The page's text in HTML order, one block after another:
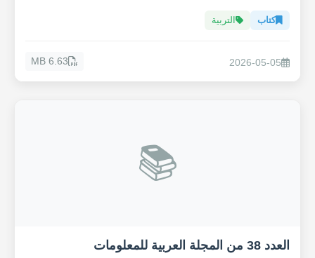
كتاب التربية
2026-05-05
6.63 MB
📚
العدد 38 من المجلة العربية للمعلومات